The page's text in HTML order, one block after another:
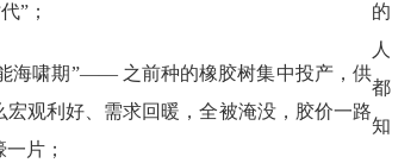
”；
海啸期”—— 之前种的橡胶树集中投产，供
观利好、需求回暖，全被淹没，胶价一路
片；
的
人
都
知